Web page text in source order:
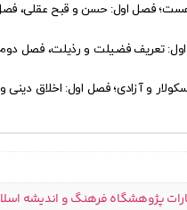
فصل اول: حسن و قبح عقلی،
تعریف فضیلت و رذیلت، فصل
و آزادی؛ فصل اول: اخلاق دینی و
پژوهشگاه فرهنگ و اندیشه